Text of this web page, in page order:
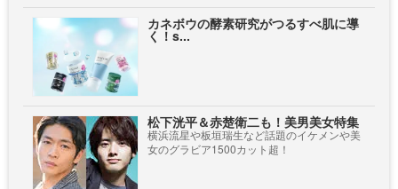
カネボウの酵素研究がつるすべ肌に導
く！s...
松下洸平＆赤楚衛二も！美男美女特集
横浜流星や板垣瑞生など話題のイケメンや美
女のグラビア1500カット超！